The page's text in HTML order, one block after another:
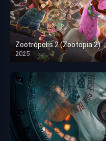
Zootrópolis 2 (Zootopia 2)
2025
HD 1080p